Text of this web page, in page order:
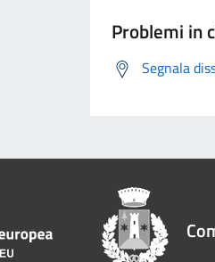
Problemi in
Segnala